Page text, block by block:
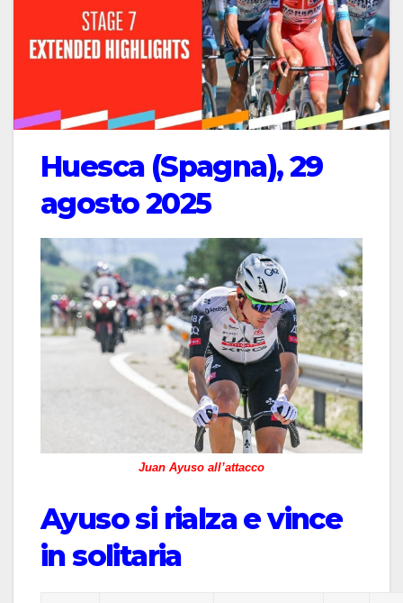
Huesca (Spagna), 29
agosto 2025
Juan Ayuso all’attacco
Ayuso si rialza e vince
in solitaria